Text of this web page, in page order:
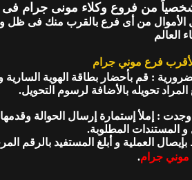
من فروع وكلاء مونى جرام
الأموال من أى فرع بالقرب منك فى ظل
فرع موني جرام
: قم بأحضار بطاقة الهوية
المراد تحويله بالأضافة لرسوم التحويل.
وجدت : إملأ إستمارة إرسال الحوالة
المستندات المطلوبة.
موني جرام.